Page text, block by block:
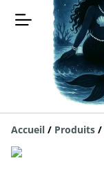
Accueil / Produits /